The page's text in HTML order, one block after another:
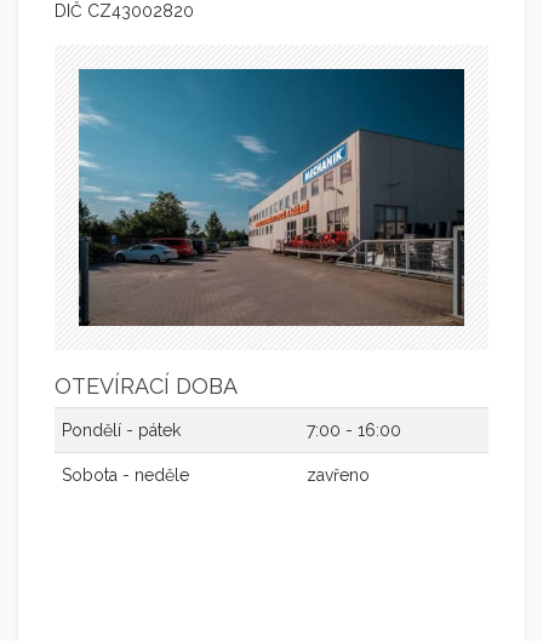
DIČ CZ43002820
OTEVÍRACÍ DOBA
Pondělí - pátek 7:00 - 16:00
Sobota - neděle zavřeno